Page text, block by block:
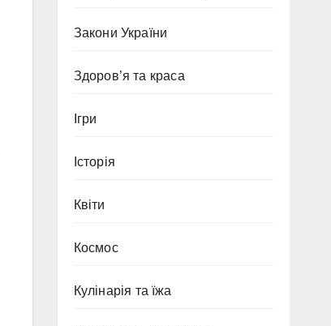
Закони України
Здоров’я та краса
Ігри
Історія
Квіти
Космос
Кулінарія та їжа